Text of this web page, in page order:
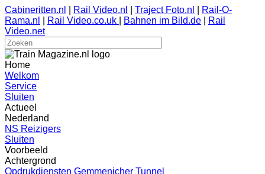
Cabineritten.nl Rail Video.nl Traject Foto.nl
Rail-O-
Rama.nl
Rail Video.co.uk Bahnen im Bild.de
Rail
Video.net
Home
Welkom
Service
Sluiten
Actueel
Nederland
NS Reizigers
Sluiten
Voorbeeld
Achtergrond
Opdrukdiensten Gemmenicher Tunnel